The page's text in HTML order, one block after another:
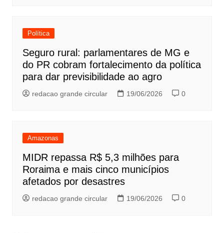
Política
Seguro rural: parlamentares de MG e
do PR cobram fortalecimento da política
para dar previsibilidade ao agro
redacao grande circular 19/06/2026 0
Amazonas
MIDR repassa R$ 5,3 milhões para
Roraima e mais cinco municípios
afetados por desastres
redacao grande circular 19/06/2026 0